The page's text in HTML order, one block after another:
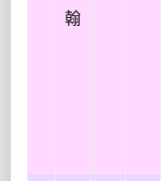
翰